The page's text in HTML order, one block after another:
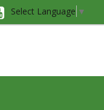
Select Language ▼